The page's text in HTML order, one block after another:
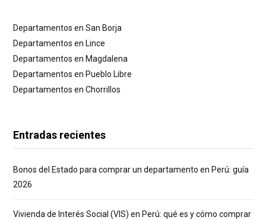
Departamentos en San Borja
Departamentos en Lince
Departamentos en Magdalena
Departamentos en Pueblo Libre
Departamentos en Chorrillos
Entradas recientes
Bonos del Estado para comprar un departamento en Perú: guía
2026
Vivienda de Interés Social (VIS) en Perú: qué es y cómo comprar